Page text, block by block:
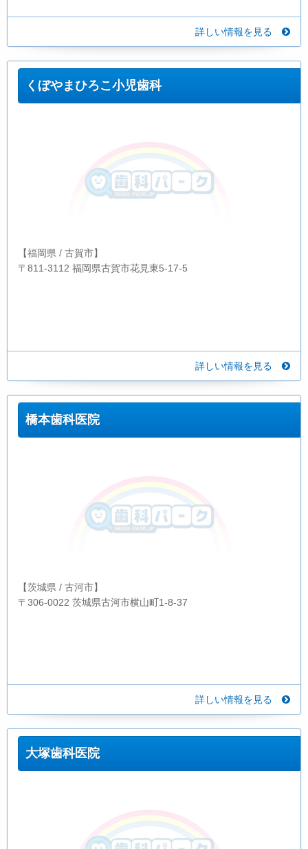
詳しい情報を見る
くぼやまひろこ小児歯科
【福岡県 / 古賀市】
〒811-3112 福岡県古賀市花見東5-17-5
詳しい情報を見る
橋本歯科医院
【茨城県 / 古河市】
〒306-0022 茨城県古河市横山町1-8-37
詳しい情報を見る
大塚歯科医院